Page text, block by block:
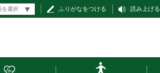
ふりがなをつける 読み上げる